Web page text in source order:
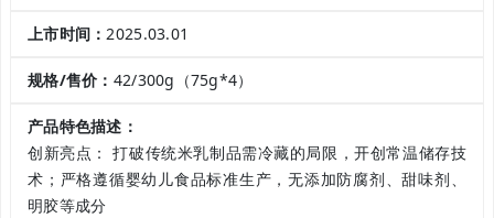
上市时间：2025.03.01
规格/售价： 42/300g（75g*4）
产品特色描述：
创新亮点： 打破传统米乳制品需冷藏的局限，开创常温储存技
术；严格遵循婴幼儿食品标准生产，无添加防腐剂、甜味剂、
明胶等成分